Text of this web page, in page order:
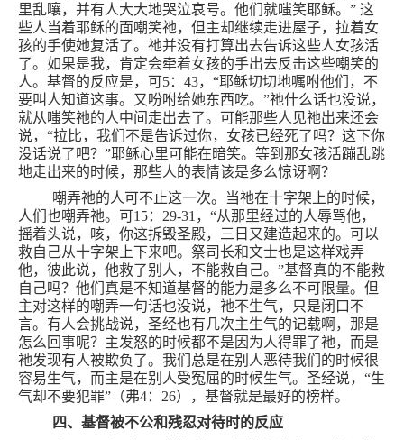
里乱嚷，并有人大大地哭泣哀号。他们就嗤笑耶稣。” 这
些人当着耶稣的面嘲笑祂，但主却继续走进屋子，拉着女
孩的手使她复活了。祂并没有打算出去告诉这些人女孩活
了。如果是我，肯定会牵着女孩的手出去反击这些嘲笑的
人。基督的反应是，可5： 43，“耶稣切切地嘱咐他们，不
要叫人知道这事。又吩咐给她东西吃。”祂什么话也没说，
就从嗤笑祂的人中间走出去了。可能那些人见祂出来还会
说，“拉比，我们不是告诉过你，女孩已经死了吗？这下你
没话说了吧？”耶稣心里可能在暗笑。等到那女孩活蹦乱跳
地走出来的时候，那些人的表情该是多么惊讶啊？
嘲弄祂的人可不止这一次。当祂在十字架上的时候，
人们也嘲弄祂。可15： 29-31 ，“从那里经过的人辱骂他，
摇着头说，咳，你这拆毁圣殿，三日又建造起来的。可以
救自己从十字架上下来吧。祭司长和文士也是这样戏弄
他，彼此说，他救了别人，不能救自己。”基督真的不能救
自己吗？他们真是不知道基督的能力是多么不可限量。但
主对这样的嘲弄一句话也没说，祂不生气，只是闭口不
言。有人会挑战说，圣经也有几次主生气的记载啊，那是
怎么回事呢？主发怒的时候都不是因为人得罪了祂，而是
祂发现有人被欺负了。我们总是在别人恶待我们的时候很
容易生气，而主是在别人受冤屈的时候生气。圣经说，“生
气却不要犯罪”（弗4： 26），基督就是最好的榜样。
四、基督被不公和残忍对待时的反应